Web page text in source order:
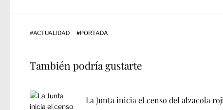
#ACTUALIDAD #PORTADA
También podría gustarte
La Junta inicia el censo del alzacola